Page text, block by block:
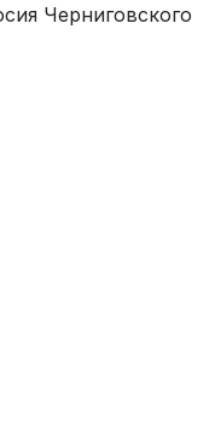
Черниговского